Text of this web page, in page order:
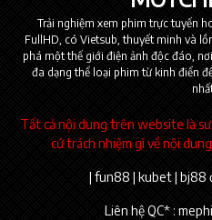
Trải nghiệm xem phim trực tuyến
FullHD, có Vietsub, thuyết minh và
phá một thế giới điện ảnh độc đáo,
đa dạng thể loại phim từ kinh điển
Tất cả nội dung trên website là
cứ trách nhiệm gì về nội
| fun88 | kubet| bj88
Liên hệ QC* :